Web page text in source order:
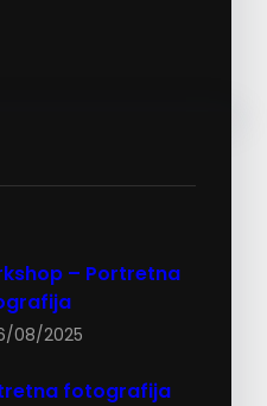
– Portretna
08/2025
fotografija